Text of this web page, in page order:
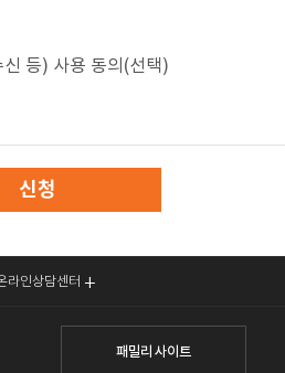
등) 사용 동의(선택)
신청
라인상담센터
패밀리 사이트